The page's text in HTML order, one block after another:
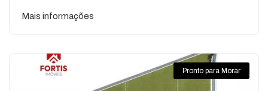
Mais informações
Pronto para Morar